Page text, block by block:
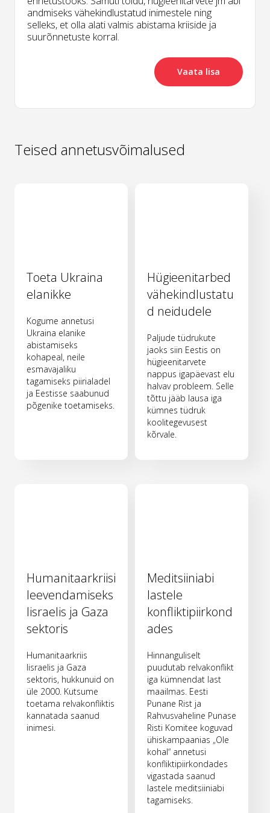
andmiseks vähekindlustatud inimestele ning
selleks, et olla alati valmis abistama kriiside ja
suurõnnetuste korral.
Vaata lisa
Teised annetusvõimalused
Toeta Ukraina
elanikke
Kogume annetusi
Ukraina elanike
abistamiseks
kohapeal, neile
esmavajaliku
tagamiseks piirialadel
ja Eestisse saabunud
põgenike toetamiseks.
Hügieenitarbed
vähekindlustatu
d neidudele
Paljude tüdrukute
jaoks siin Eestis on
hügieenitarvete
nappus igapäevast elu
halvav probleem. Selle
tõttu jääb lausa iga
kümnes tüdruk
koolitegevusest
kõrvale.
Humanitaarkriisi
leevendamiseks
Iisraelis ja Gaza
sektoris
Humanitaarkriis
Iisraelis ja Gaza
sektoris, hukkunuid on
üle 2000. Kutsume
toetama relvakonfliktis
kannatada saanud
inimesi.
Meditsiiniabi
lastele
konfliktipiirkond
ades
Hinnanguliselt
puudutab relvakonflikt
iga kümnendat last
maailmas. Eesti
Punane Rist ja
Rahvusvaheline Punase
Risti Komitee koguvad
ühiskampaanias „Ole
kohal“ annetusi
konfliktipiirkondades
vigastada saanud
lastele meditsiiniabi
tagamiseks.